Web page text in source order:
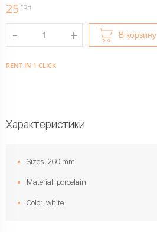
25грн.
В корзину
RENT IN 1 CLICK
Характеристики
Sizes: 260 mm
Material: porcelain
Color: white